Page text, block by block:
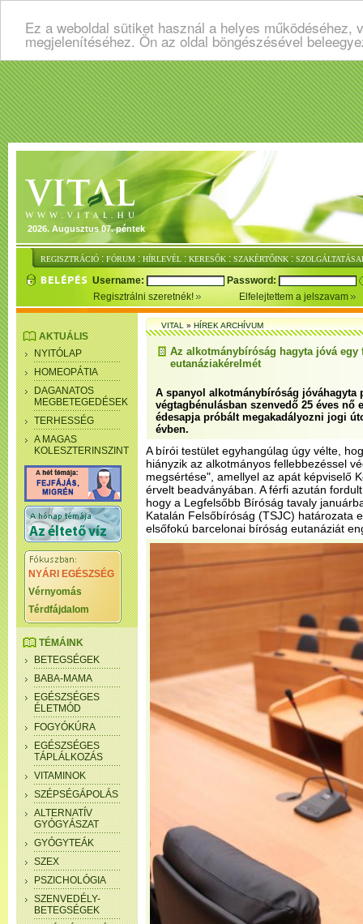
Ez a weboldal sütiket használ a helyes
megjelenítéséhez. Ön az oldal böngészésével
2026. Augusztus 07. péntek
REGISZTRÁCIÓ : FÓRUM : HÍRLEVÉL : KERESŐK : SZAKÉRTŐINK :
Username:
Password:
Regisztrálni szeretnék!
Elfelejtettem a jelszavam
AKTUÁLIS
NYITÓLAP
HOMEOPÁTIA
DAGANATOS
MEGBETEGEDÉSEK
TERHESSÉG
A MAGAS
KOLESZTERINSZINT
NYÁRI EGÉSZSÉG
Vérnyomás
Térdfájdalom
TÉMÁINK
BETEGSÉGEK
BABA-MAMA
EGÉSZSÉGES
ÉLETMÓD
FOGYÓKÚRA
EGÉSZSÉGES
TÁPLÁLKOZÁS
VITAMINOK
SZÉPSÉGÁPOLÁS
ALTERNATÍV
GYÓGYÁSZAT
GYÓGYTEÁK
SZEX
PSZICHOLÓGIA
SZENVEDÉLY-
BETEGSÉGEK
VITAL»HÍREK ARCHÍVUM
Az alkotmánybíróság hagyta jóvá egy
eutanáziakérelmét
A spanyol alkotmánybíróság jóváhagyta
végtagbénulásban szenvedő 25 éves nő
édesapja próbált megakadályozni jogi
évben.
A bírói testület egyhangúlag úgy vélte,
hiányzik az alkotmányos fellebbezéssel
megsértése", amellyel az apát képviselő
érvelt beadványában. A férfi azután
hogy a Legfelsőbb Bíróság tavaly
Katalán Felsőbíróság (TSJC) határozata
elsőfokú barcelonai bíróság eutanáziát